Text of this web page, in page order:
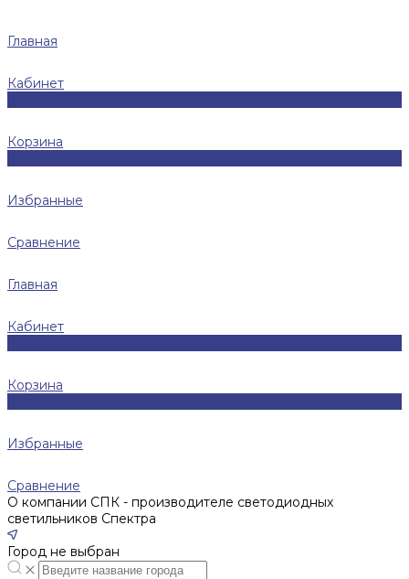
Главная
Кабинет
Корзина
Избранные
Сравнение
Главная
Кабинет
Корзина
Избранные
Сравнение
О компании СПК - производителе светодиодных
светильников Спектра
Город не выбран